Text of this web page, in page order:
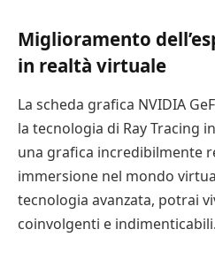
Miglioramento
in realtà virtuale
La scheda grafica NVIDIA
la tecnologia di Ray Tracing
una grafica incredibilmente
immersione nel mondo
tecnologia avanzata, potrai
coinvolgenti e indimenticabili.